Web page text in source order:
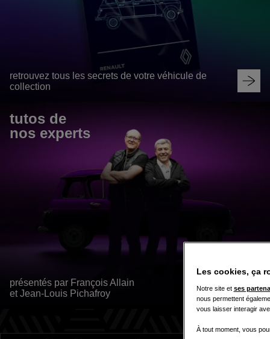
retrouvez tous les secrets de votre véhicule de
collection
tutos de
nos experts
présentés par François Allain
et Jean-Louis Pichafroy
Les cookies, ça
Notre site et ses
nous permettent
vous laisser interagir
À tout moment, vous